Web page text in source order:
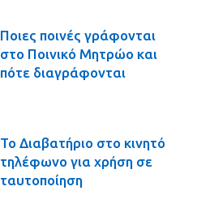
Ποιες ποινές γράφονται
στο Ποινικό Μητρώο και
πότε διαγράφονται
Το Διαβατήριο στο κινητό
τηλέφωνο για χρήση σε
ταυτοποίηση